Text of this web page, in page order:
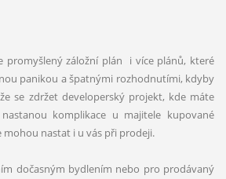
promyšlený záložní plán i více plánů, které
panikou a špatnými rozhodnutími, kdyby
se zdržet developerský projekt, kde máte
komplikace u majitele kupované
nastat i u vás při prodeji.
dočasným bydlením nebo pro prodávaný